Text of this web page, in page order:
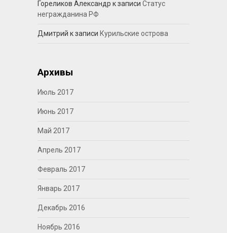
Гореликов Александр к записи Статус
негражданина РФ
Дмитрий к записи Курильские острова
Архивы
Июль 2017
Июнь 2017
Май 2017
Апрель 2017
Февраль 2017
Январь 2017
Декабрь 2016
Ноябрь 2016